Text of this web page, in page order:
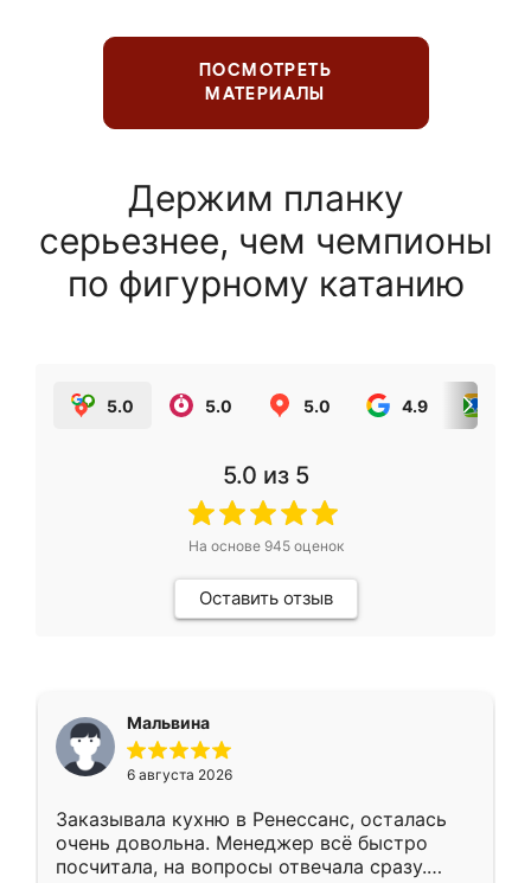
ПОСМОТРЕТЬ
МАТЕРИАЛЫ
Держим планку
серьезнее, чем чемпионы
по фигурному катанию
5.0 5.0 5.0 4.9
5.0 из 5
На основе 945оценок
Оставить отзыв
Мальвина
6 августа 2026
Заказывала кухню в Ренессанс, осталась
очень довольна. Менеджер всё быстро
посчитала, на вопросы отвечала сразу.